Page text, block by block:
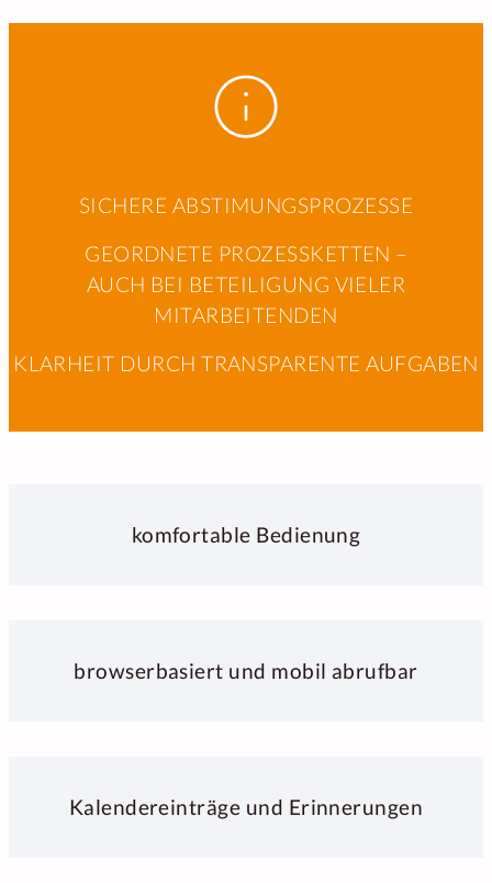
SICHERE ABSTIMUNGSPROZESSE
GEORDNETE PROZESSKETTEN –
AUCH BEI BETEILIGUNG VIELER
MITARBEITENDEN
KLARHEIT DURCH TRANSPARENTE AUFGABEN
komfortable Bedienung
browserbasiert und mobil abrufbar
Kalendereinträge und Erinnerungen